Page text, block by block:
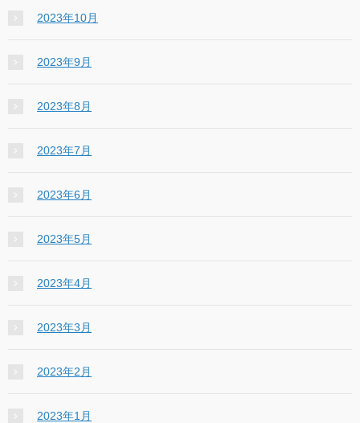
2023年10月
2023年9月
2023年8月
2023年7月
2023年6月
2023年5月
2023年4月
2023年3月
2023年2月
2023年1月